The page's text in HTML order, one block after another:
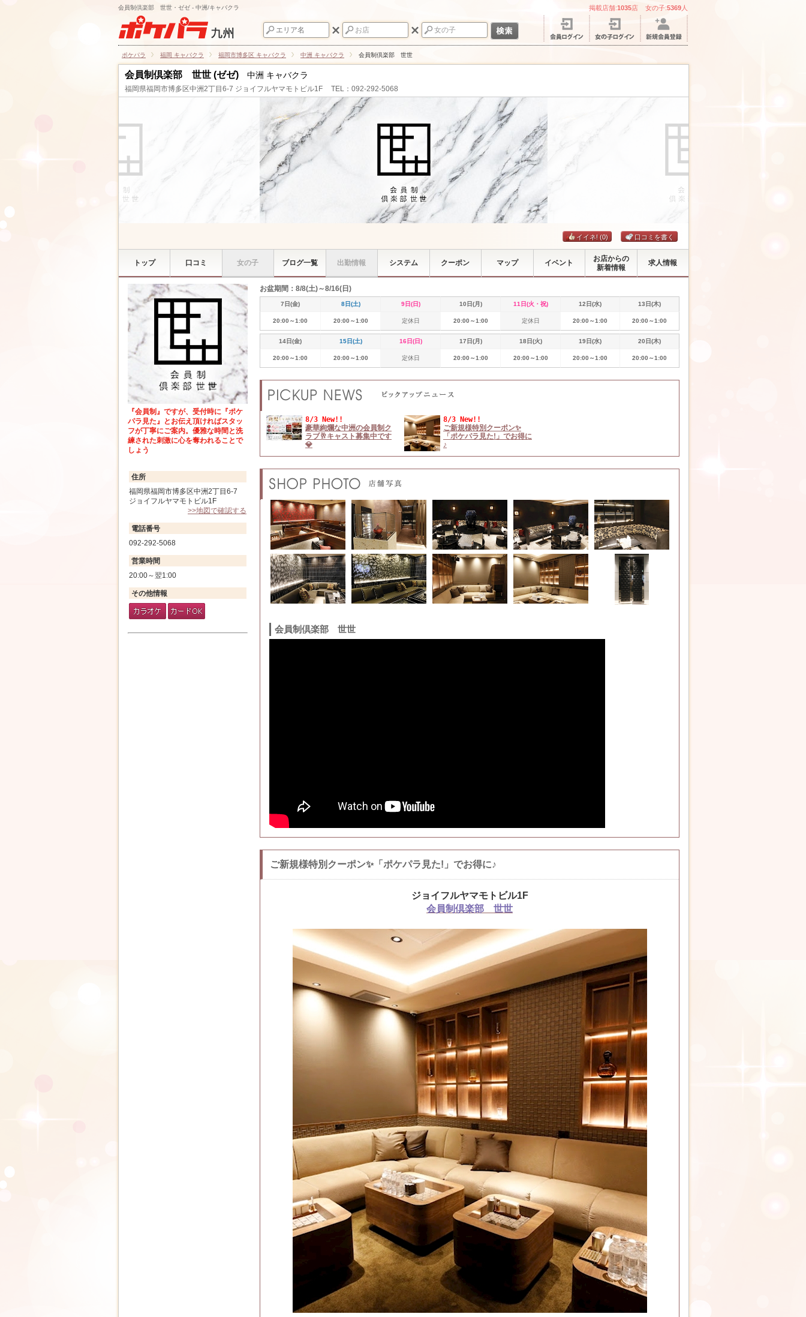
会員制倶楽部 世世・ゼゼ - 中洲/キャバクラ 掲載店舗:1035店 女の子:5369 人
ポケパラ 福岡 キャバクラ 福岡市博多区 キャバクラ 中洲 キャバクラ 会員制倶楽部 世世
会員制倶楽部 世世 (ゼゼ) 中洲 キャバクラ
福岡県福岡市博多区中洲2丁目6-7 ジョイフルヤマモトビル1F TEL：092-292-5068
イイネ! (0) 口コミを書く
トップ 口コミ 女の子 ブログ一覧 出勤情報 システム クーポン マップ イベント
お店からの
新着情報
求人情報
お盆期間：8/8(土)～8/16(日)
7日(金) 8日(土) 9日(日) 10日(月) 11日(火・祝) 12日(水) 13日(木)
20:00～1:00 20:00～1:00 定休日 20:00～1:00 定休日 20:00～1:00 20:00～1:00
14日(金) 15日(土) 16日(日) 17日(月) 18日(火) 19日(水) 20日(木)
20:00～1:00 20:00～1:00 定休日 20:00～1:00 20:00～1:00 20:00～1:00 20:00～1:00
8/3 New!!
豪華絢爛な中洲の会員制ク
ラブ🥂キャスト募集中です
💎
8/3 New!!
ご新規様特別クーポン✨
「ポケパラ見た!」でお得に
♪
会員制倶楽部 世世
ご新規様特別クーポン✨「ポケパラ見た!」でお得に♪
ジョイフルヤマモトビル1F
会員制倶楽部 世世
『会員制』ですが、受付時に『ポケ
パラ見た』とお伝え頂ければスタッ
フが丁寧にご案内。優雅な時間と洗
練された刺激に心を奪われることで
しょう
住所
福岡県福岡市博多区中洲2丁目6-7
ジョイフルヤマモトビル1F
>>地図で確認する
電話番号
092-292-5068
営業時間
20:00～翌1:00
その他情報